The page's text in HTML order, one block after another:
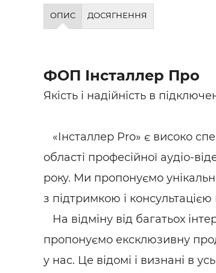
ОПИС ДОСЯГНЕННЯ
ФОП Інсталлер Про
Якість і надійність в
«Інсталлер Pro» є високо
області професійної аудіо-
року. Ми пропонуємо
з підтримкою і консультацією
На відміну від багатьох
пропонуємо ексклюзивну
у нас. Це відомі і визнані в